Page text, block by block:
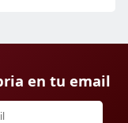
en tu email